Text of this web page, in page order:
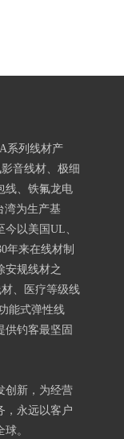
系列线材产
音线材、极细
线、铁氟龙电
湾为生产基
以美国UL、
年来在线材制
安规线材之
、医疗等级线
能式弹性线
供钓客最坚固
创新，为经营
，永远以客户
。